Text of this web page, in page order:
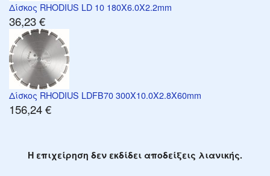
Δίσκος RHODIUS LD 10 180X6.0X2.2mm
36,23 €
Δίσκος RHODIUS LDFB70 300X10.0X2.8X60mm
156,24 €
Η επιχείρηση δεν εκδίδει αποδείξεις λιανικής.